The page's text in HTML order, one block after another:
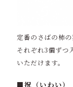
定番のさばの柿
それぞれ3個ずつ
いただけます。
■祝（いわい）